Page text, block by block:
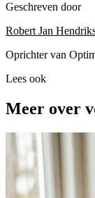
Geschreven door
Robert Jan
Oprichter van
Lees ook
Meer over